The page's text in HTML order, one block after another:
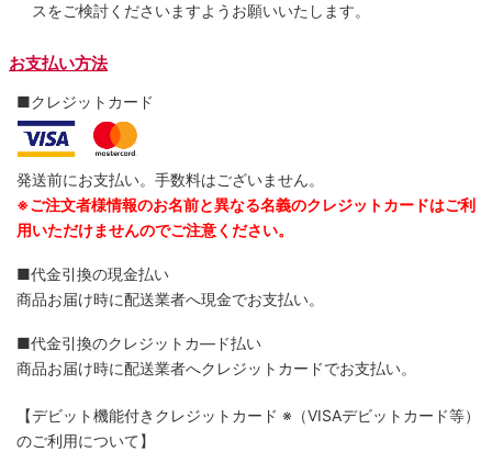
スをご検討くださいますようお願いいたします。
お支払い方法
■クレジットカード
発送前にお支払い。手数料はございません。
※ご注文者様情報のお名前と異なる名義のクレジットカードはご利
用いただけませんのでご注意ください。
■代金引換の現金払い
商品お届け時に配送業者へ現金でお支払い。
■代金引換のクレジットカ―ド払い
商品お届け時に配送業者へクレジットカードでお支払い。
【デビット機能付きクレジットカード ※（VISAデビットカード等）
のご利用について】